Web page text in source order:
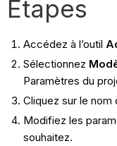
Étapes
Accédez à l’outil
Sélectionnez
Paramètres du
Cliquez sur le
Modifiez les
souhaitez.